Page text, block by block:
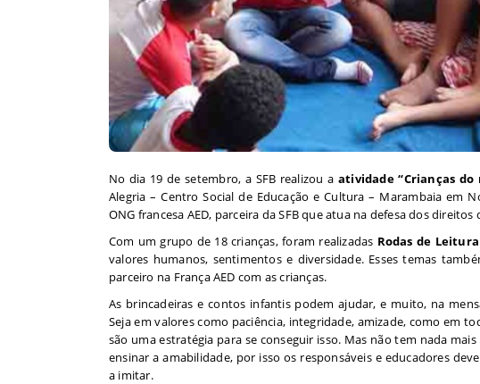
No dia 19 de setembro, a SFB realizou a atividade “Crianças
Alegria – Centro Social de Educação e Cultura – Marambaia em
ONG francesa AED, parceira da SFB que atua na defesa dos
Com um grupo de 18 crianças, foram realizadas Rodas de
valores humanos, sentimentos e diversidade. Esses temas
parceiro na França AED com as crianças.
As brincadeiras e contos infantis podem ajudar, e muito, na
Seja em valores como paciência, integridade, amizade, como em
são uma estratégia para se conseguir isso. Mas não tem nada
ensinar a amabilidade, por isso os responsáveis e educadores
a imitar.